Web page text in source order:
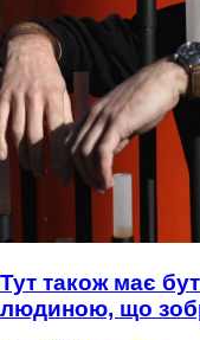
Тут також має
людиною, що